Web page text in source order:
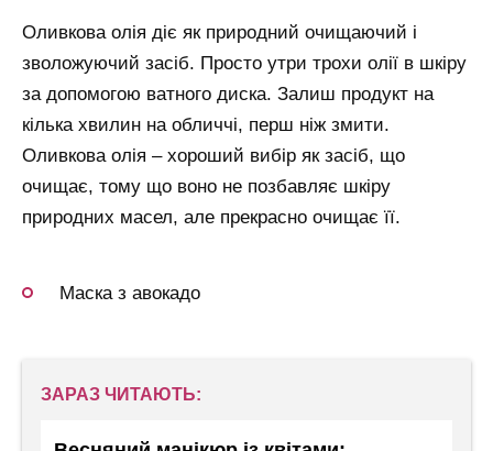
Оливкова олія діє як природний очищаючий і
зволожуючий засіб. Просто утри трохи олії в шкіру
за допомогою ватного диска. Залиш продукт на
кілька хвилин на обличчі, перш ніж змити.
Оливкова олія – хороший вибір як засіб, що
очищає, тому що воно не позбавляє шкіру
природних масел, але прекрасно очищає її.
Маска з авокадо
ЗАРАЗ ЧИТАЮТЬ: